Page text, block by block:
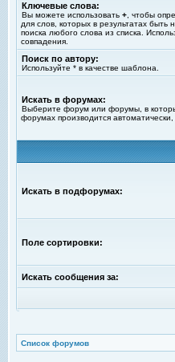
Ключевые слова:
Вы можете использовать + , чтобы
для слов, которых в результатах
поиска любого слова из списка.
совпадения.
Поиск по автору:
Используйте * в качестве шаблона.
Искать в форумах:
Выберите форум или форумы, в
форумах производится
Искать в подфорумах:
Поле сортировки:
Искать сообщения за:
Список форумов